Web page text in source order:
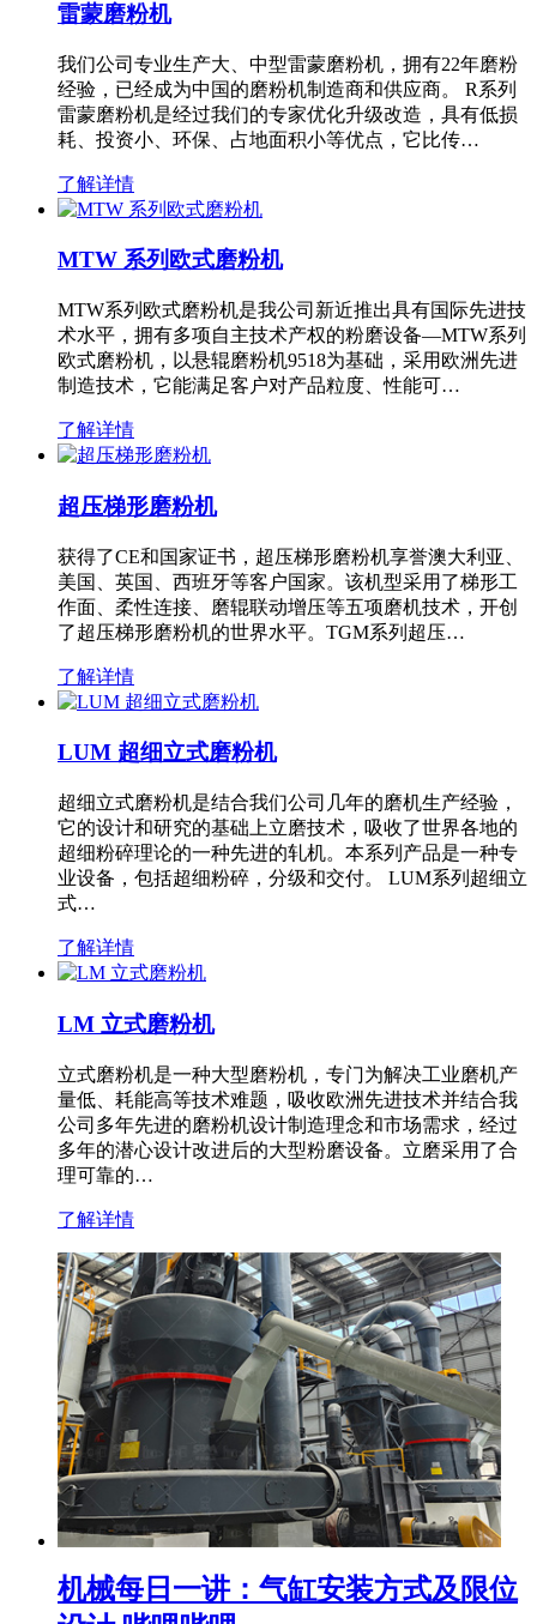
雷蒙磨粉机
我们公司专业生产大、中型雷蒙磨粉机，拥有22年磨粉
经验，已经成为中国的磨粉机制造商和供应商。 R系列
雷蒙磨粉机是经过我们的专家优化升级改造，具有低损
耗、投资小、环保、占地面积小等优点，它比传…
了解详情
MTW 系列欧式磨粉机
MTW系列欧式磨粉机是我公司新近推出具有国际先进技
术水平，拥有多项自主技术产权的粉磨设备—MTW系列
欧式磨粉机，以悬辊磨粉机9518为基础，采用欧洲先进
制造技术，它能满足客户对产品粒度、性能可…
了解详情
超压梯形磨粉机
获得了CE和国家证书，超压梯形磨粉机享誉澳大利亚、
美国、英国、西班牙等客户国家。该机型采用了梯形工
作面、柔性连接、磨辊联动增压等五项磨机技术，开创
了超压梯形磨粉机的世界水平。TGM系列超压…
了解详情
LUM 超细立式磨粉机
超细立式磨粉机是结合我们公司几年的磨机生产经验，
它的设计和研究的基础上立磨技术，吸收了世界各地的
超细粉碎理论的一种先进的轧机。本系列产品是一种专
业设备，包括超细粉碎，分级和交付。 LUM系列超细立
式…
了解详情
LM 立式磨粉机
立式磨粉机是一种大型磨粉机，专门为解决工业磨机产
量低、耗能高等技术难题，吸收欧洲先进技术并结合我
公司多年先进的磨粉机设计制造理念和市场需求，经过
多年的潜心设计改进后的大型粉磨设备。立磨采用了合
理可靠的…
了解详情
机械每日一讲：气缸安装方式及限位